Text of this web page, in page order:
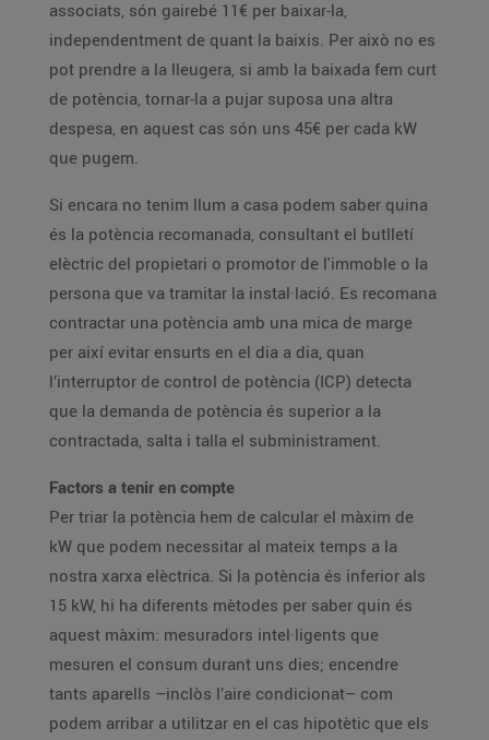
associats, són gairebé 11€ per baixar-la,
independentment de quant la baixis. Per això no es
pot prendre a la lleugera, si amb la baixada fem curt
de potència, tornar-la a pujar suposa una altra
despesa, en aquest cas són uns 45€ per cada kW
que pugem.
Si encara no tenim llum a casa podem saber quina
és la potència recomanada, consultant el butlletí
elèctric del propietari o promotor de l'immoble o la
persona que va tramitar la instal·lació. Es recomana
contractar una potència amb una mica de marge
per així evitar ensurts en el dia a dia, quan
l’interruptor de control de potència (ICP) detecta
que la demanda de potència és superior a la
contractada, salta i talla el subministrament.
Factors a tenir en compte
Per triar la potència hem de calcular el màxim de
kW que podem necessitar al mateix temps a la
nostra xarxa elèctrica. Si la potència és inferior als
15 kW, hi ha diferents mètodes per saber quin és
aquest màxim: mesuradors intel·ligents que
mesuren el consum durant uns dies; encendre
tants aparells –inclòs l’aire condicionat– com
podem arribar a utilitzar en el cas hipotètic que els